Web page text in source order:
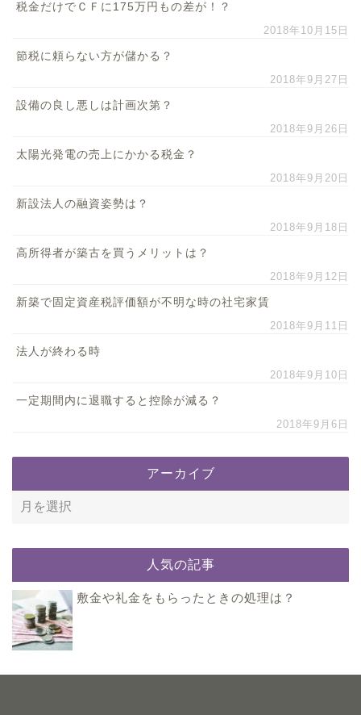
税金だけでＣＦに175万円もの差が！？
2018年10月15日
節税に頼らない方が儲かる？
2018年9月27日
設備の良し悪しは計画次第？
2018年9月26日
太陽光発電の売上にかかる税金？
2018年9月20日
新設法人の融資姿勢は？
2018年9月18日
高所得者が築古を買うメリットは？
2018年9月12日
新築で固定資産税評価額が不明な時の社宅家賃
2018年9月11日
法人が終わる時
2018年9月10日
一定期間内に退職すると控除が減る？
2018年9月6日
アーカイブ
人気の記事
敷金や礼金をもらったときの処理は？